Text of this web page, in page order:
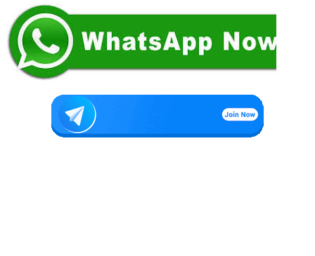
ஒருங்கிணைந்த பள்ளிக் கல்வியின் மாநிலத் திட்ட இயக்குநர்